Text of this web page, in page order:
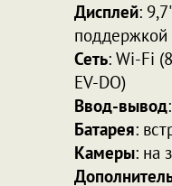
Дисплей:
Сеть: Wi-Fi
EV-DO)
Ввод-вывод
Батарея:
Камеры: на